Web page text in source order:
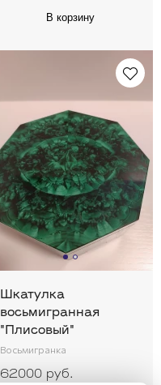
В корзину
Шкатулка
восьмигранная
"Плисовый"
Восьмигранка
62000 руб.